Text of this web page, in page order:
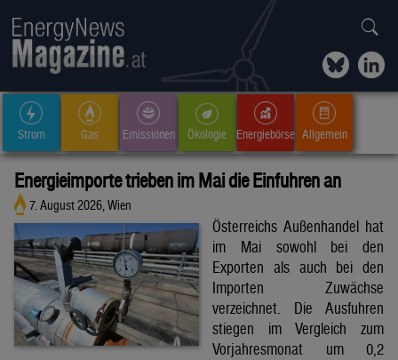
Strom Gas Emissionen Ökologie Energiebörse Allgemein
Energieimporte trieben im Mai die Einfuhren an
7. August 2026, Wien
Österreichs Außenhandel hat
im Mai sowohl bei den
Exporten als auch bei den
Importen Zuwächse
verzeichnet. Die Ausfuhren
stiegen im Vergleich zum
Vorjahresmonat um 0,2